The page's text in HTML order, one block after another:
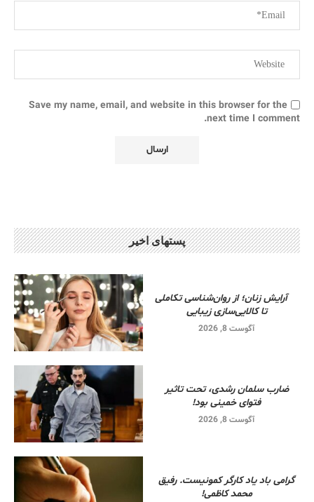
Save my name, email, and website in this browser for the
next time I comment.
پستهای اخیر
آرایش زنان؛ از روان‌شناسی تکاملی
تا کالایی‌سازی زیبایی
آگوست 8, 2026
ضارب سلمان رشدی، تحت تاثیر
فتوای خمینی بود!
آگوست 8, 2026
گرامی باد یاد کارگر کمونیست. رفیق
محمد کاظمی!